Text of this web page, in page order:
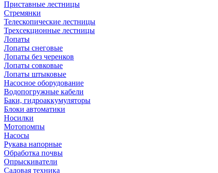
Приставные лестницы
Стремянки
Телескопические лестницы
Трехсекционные лестницы
Лопаты
Лопаты снеговые
Лопаты без черенков
Лопаты совковые
Лопаты штыковые
Насосное оборудование
Водопогружные кабели
Баки, гидроаккумуляторы
Блоки автоматики
Носилки
Мотопомпы
Насосы
Рукава напорные
Обработка почвы
Опрыскиватели
Садовая техника